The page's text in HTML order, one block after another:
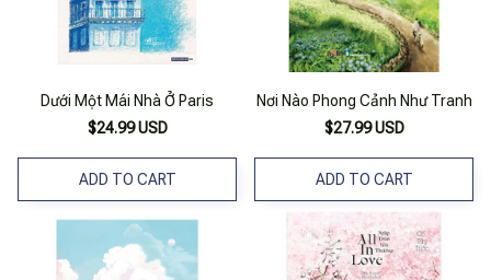
Dưới Một Mái Nhà Ở Paris
$24.99 USD
ADD TO CART
Nơi Nào Phong Cảnh Như Tranh
$27.99 USD
ADD TO CART